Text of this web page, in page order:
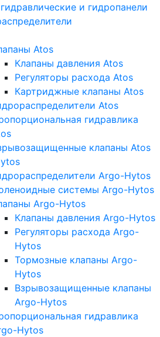
и гидропанели
Atos
Клапаны давления Atos
Регуляторы расхода Atos
Картриджные клапаны Atos
Atos
гидравлика
клапаны Atos
Argo-Hytos
системы Argo-Hytos
Argo-Hytos
Клапаны давления Argo-Hytos
Регуляторы расхода Argo-
Hytos
Тормозные клапаны Argo-
Hytos
Взрывозащищенные клапаны
Argo-Hytos
гидравлика
Hytos